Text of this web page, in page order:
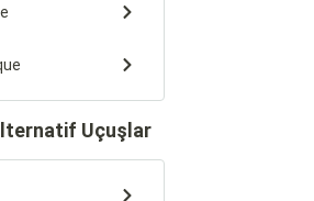
Uçuşlar